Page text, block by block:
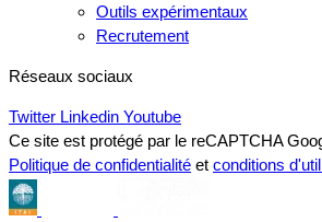
Outils expérimentaux
Recrutement
Réseaux sociaux
Twitter Linkedin Youtube
Ce site est protégé par le reCAPTCHA
Politique de confidentialité et conditions